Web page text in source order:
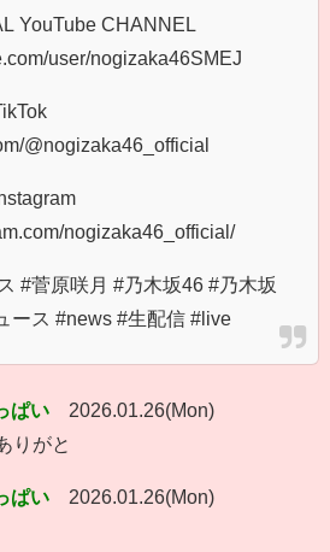
YouTube CHANNEL
user/nogizaka46SMEJ
@nogizaka46_official
nogizaka46_official/
#菅原咲月 #乃木坂46 #乃木坂
ース #news #生配信 #live
ぱい
2026.01.26(Mon)
りがと
ぱい
2026.01.26(Mon)